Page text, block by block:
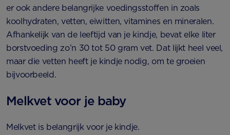
er ook andere belangrijke voedingsstoffen in zoals
koolhydraten, vetten, eiwitten, vitamines en mineralen.
Afhankelijk van de leeftijd van je kindje, bevat elke liter
borstvoeding zo’n 30 tot 50 gram vet. Dat lijkt heel veel,
maar die vetten heeft je kindje nodig, om te groeien
bijvoorbeeld.
Melkvet voor je baby
Melkvet is belangrijk voor je kindje.